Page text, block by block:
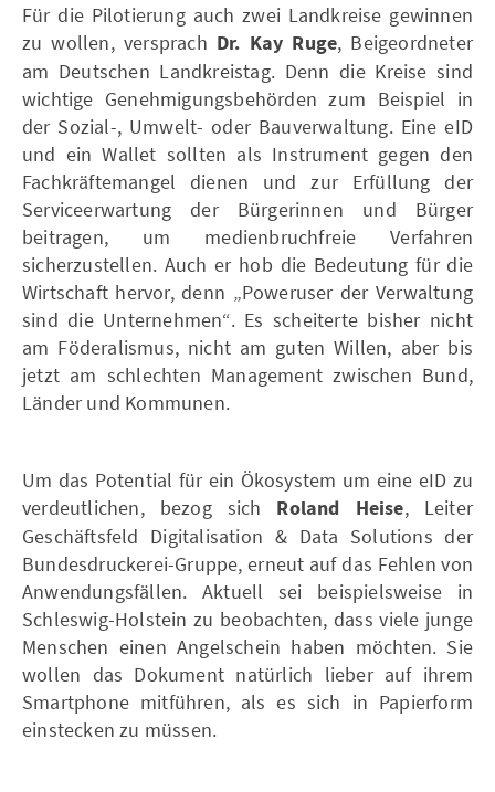
Für die Pilotierung auch zwei Landkreise gewinnen
zu wollen, versprach Dr. Kay Ruge, Beigeordneter
am Deutschen Landkreistag. Denn die Kreise sind
wichtige Genehmigungsbehörden zum Beispiel in
der Sozial-, Umwelt- oder Bauverwaltung. Eine eID
und ein Wallet sollten als Instrument gegen den
Fachkräftemangel dienen und zur Erfüllung der
Serviceerwartung der Bürgerinnen und Bürger
beitragen, um medienbruchfreie Verfahren
sicherzustellen. Auch er hob die Bedeutung für die
Wirtschaft hervor, denn „Poweruser der Verwaltung
sind die Unternehmen“. Es scheiterte bisher nicht
am Föderalismus, nicht am guten Willen, aber bis
jetzt am schlechten Management zwischen Bund,
Länder und Kommunen.
Um das Potential für ein Ökosystem um eine eID zu
verdeutlichen, bezog sich
Roland Heise, Leiter
Geschäftsfeld Digitalisation & Data Solutions der
Bundesdruckerei-Gruppe, erneut auf das Fehlen von
Anwendungsfällen. Aktuell sei beispielsweise in
Schleswig-Holstein zu beobachten, dass viele junge
Menschen einen Angelschein haben möchten. Sie
wollen das Dokument natürlich lieber auf ihrem
Smartphone mitführen, als es sich in Papierform
einstecken zu müssen.